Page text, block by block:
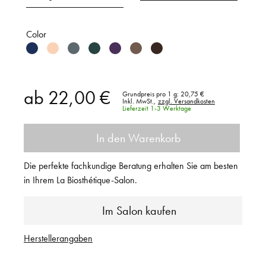
Color
ab 22,00 € Grundpreis pro 1 g: 20,75 €
Inkl. MwSt., zzgl. Versandkosten
Lieferzeit 1-3 Werktage
In den Warenkorb
Im Salon kaufen
Die perfekte fachkundige Beratung erhalten Sie am besten
in Ihrem La Biosthétique-Salon.
Herstellerangaben